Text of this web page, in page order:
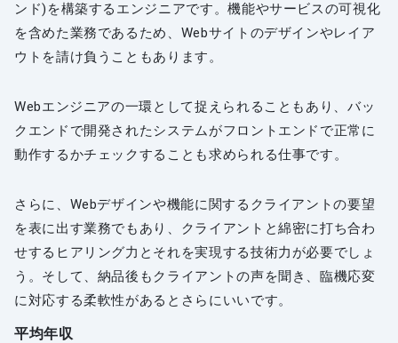
ンド)を構築するエンジニアです。機能やサービスの可視化
を含めた業務であるため、Webサイトのデザインやレイア
ウトを請け負うこともあります。
Webエンジニアの一環として捉えられることもあり、バッ
クエンドで開発されたシステムがフロントエンドで正常に
動作するかチェックすることも求められる仕事です。
さらに、Webデザインや機能に関するクライアントの要望
を表に出す業務でもあり、クライアントと綿密に打ち合わ
せするヒアリング力とそれを実現する技術力が必要でしょ
う。そして、納品後もクライアントの声を聞き、臨機応変
に対応する柔軟性があるとさらにいいです。
平均年収